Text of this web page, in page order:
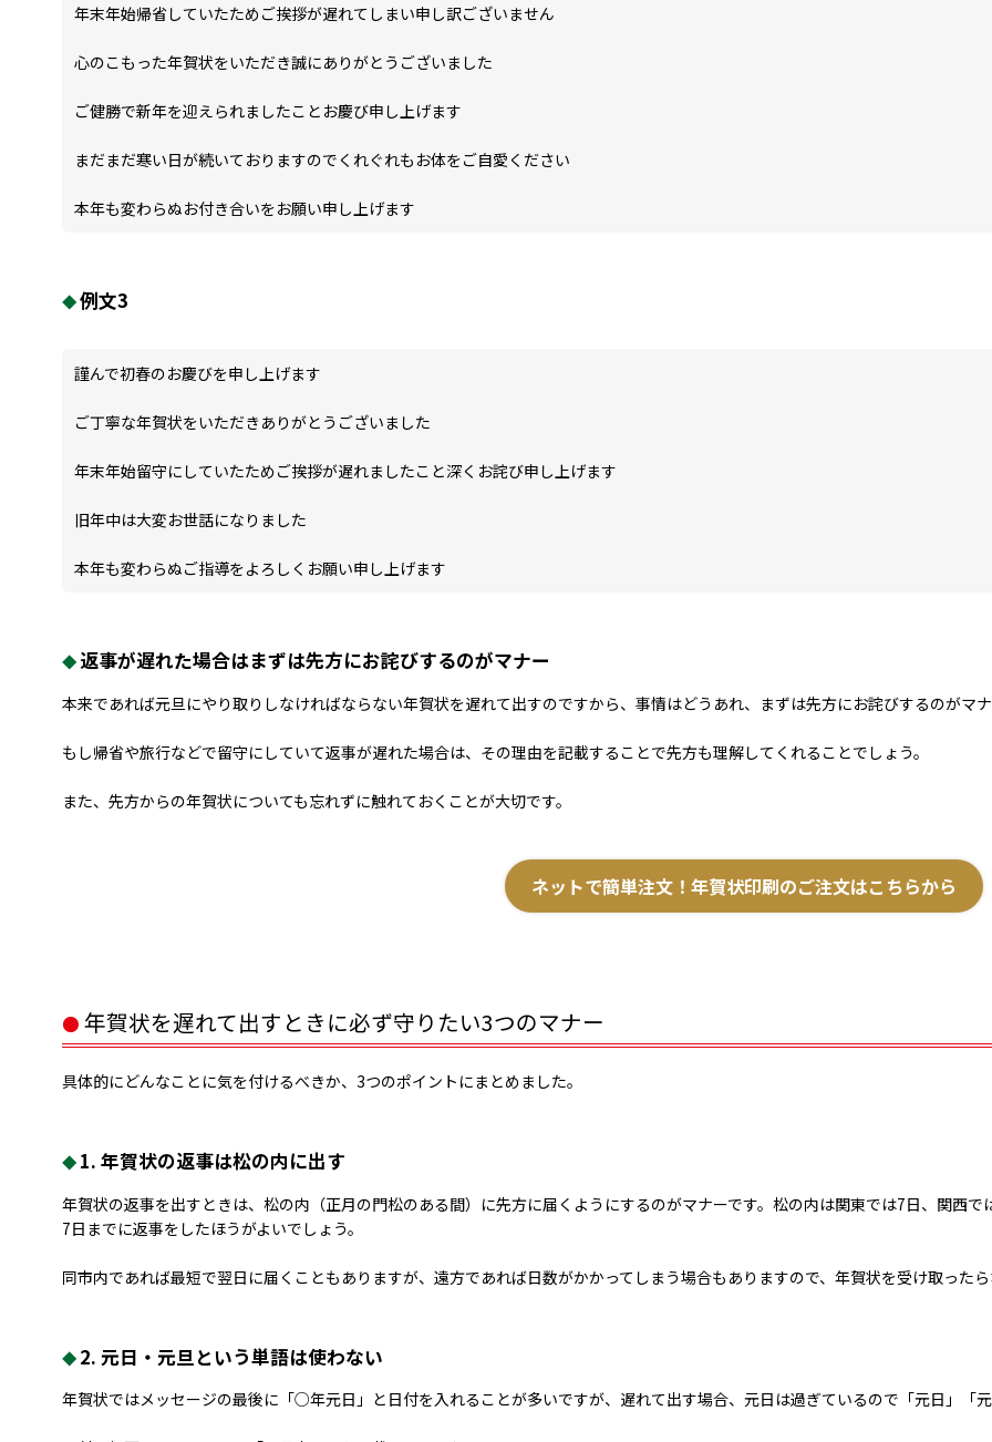
年末年始帰省していたためご挨拶が遅れてしまい申し訳ございません
心のこもった年賀状をいただき誠にありがとうございました
ご健勝で新年を迎えられましたことお慶び申し上げます
まだまだ寒い日が続いておりますのでくれぐれもお体をご自愛ください
本年も変わらぬお付き合いをお願い申し上げます
例文3
謹んで初春のお慶びを申し上げます
ご丁寧な年賀状をいただきありがとうございました
年末年始留守にしていたためご挨拶が遅れましたこと深くお詫び申し上げます
旧年中は大変お世話になりました
本年も変わらぬご指導をよろしくお願い申し上げます
返事が遅れた場合はまずは先方にお詫びするのがマナー
本来であれば元旦にやり取りしなければならない年賀状を遅れて出すのですから、事情はどうあれ、まずは先方にお詫びするのがマ
もし帰省や旅行などで留守にしていて返事が遅れた場合は、その理由を記載することで先方も理解してくれることでしょう。
また、先方からの年賀状についても忘れずに触れておくことが大切です。
ネットで簡単注文！ 年賀状印刷のご注文はこちらから
年賀状を遅れて出すときに必ず守りたい3つのマナー
具体的にどんなことに気を付けるべきか、3つのポイントにまとめました。
1. 年賀状の返事は松の内に出す
年賀状の返事を出すときは、松の内（正月の門松のある間）に先方に届くようにするのがマナーです。松の内は関東では7日、関西
7日までに返事をしたほうがよいでしょう。
同市内であれば最短で翌日に届くこともありますが、遠方であれば日数がかかってしまう場合もありますので、年賀状を受け取った
2. 元日・元旦という単語は使わない
年賀状ではメッセージの最後に「○年元日」と日付を入れることが多いですが、遅れて出す場合、元日は過ぎているので「元日」「